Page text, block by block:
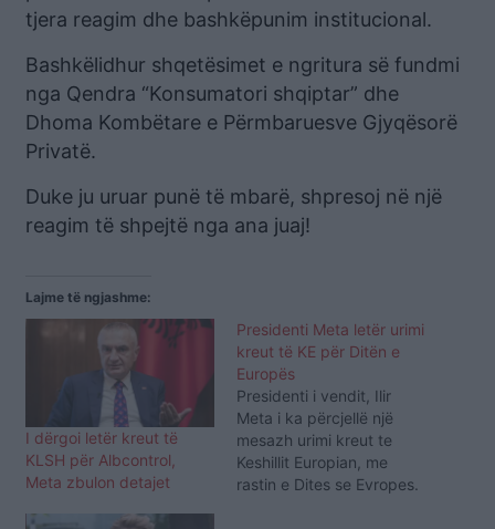
tjera reagim dhe bashkëpunim institucional.
Bashkëlidhur shqetësimet e ngritura së fundmi
nga Qendra “Konsumatori shqiptar” dhe
Dhoma Kombëtare e Përmbaruesve Gjyqësorë
Privatë.
Duke ju uruar punë të mbarë, shpresoj në një
reagim të shpejtë nga ana juaj!
Lajme të ngjashme:
I dërgoi letër kreut të
KLSH për Albcontrol,
Meta zbulon detajet
Presidenti Meta letër urimi
kreut të KE për Ditën e
Europës
Presidenti i vendit, Ilir
Meta i ka përcjellë një
mesazh urimi kreut te
Keshillit Europian, me
rastin e Dites se Evropes.